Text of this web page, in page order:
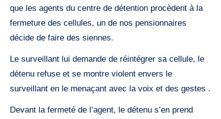
que les agents du centre de détention procèdent à la
fermeture des cellules, un de nos pensionnaires
décide de faire des siennes.
Le surveillant lui demande de réintégrer sa cellule, le
détenu refuse et se montre violent envers le
surveillant en le menaçant avec la voix et des gestes .
Devant la fermeté de l’agent, le détenu s’en prend